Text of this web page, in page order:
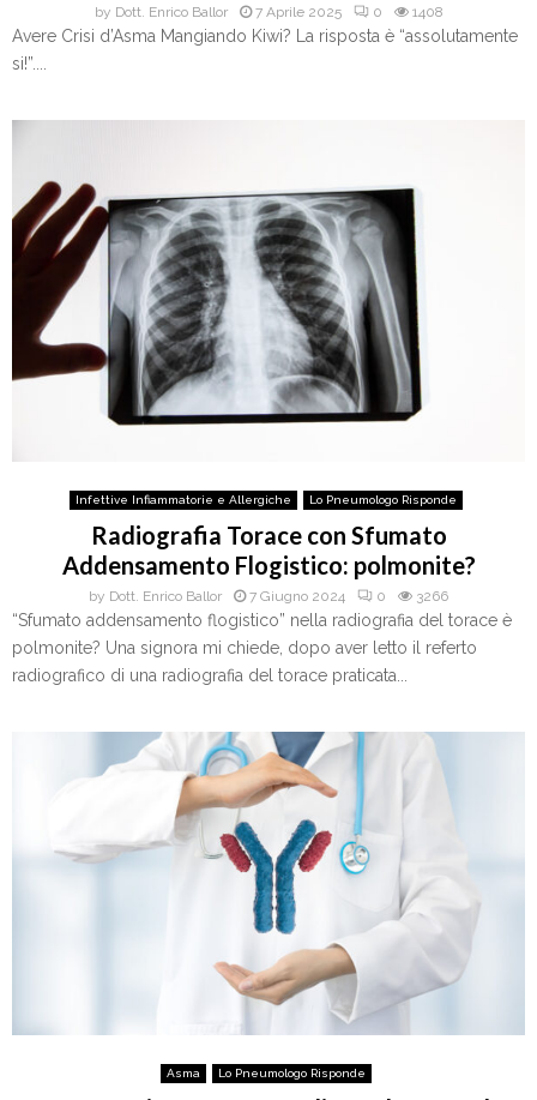
by Dott. Enrico Ballor 7 Aprile 2025 0 1408
Avere Crisi d’Asma Mangiando Kiwi? La risposta è “assolutamente
si!”....
Infettive Infiammatorie e Allergiche Lo Pneumologo Risponde
Radiografia Torace con Sfumato
Addensamento Flogistico: polmonite?
by Dott. Enrico Ballor 7 Giugno 2024 0 3266
“Sfumato addensamento flogistico” nella radiografia del torace è
polmonite? Una signora mi chiede, dopo aver letto il referto
radiografico di una radiografia del torace praticata...
Asma Lo Pneumologo Risponde